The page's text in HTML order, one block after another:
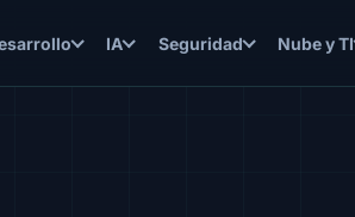
IA Seguridad Nube y TI